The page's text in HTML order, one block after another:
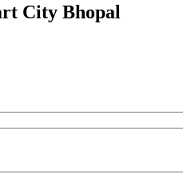
City Bhopal